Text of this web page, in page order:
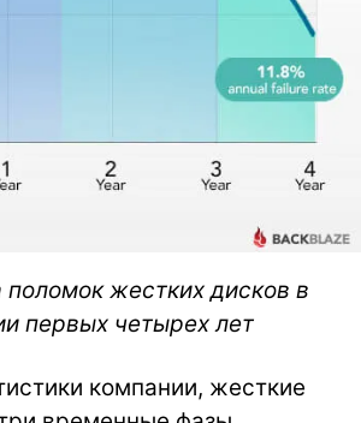
поломок жестких дисков в
первых четырех лет
компании, жесткие